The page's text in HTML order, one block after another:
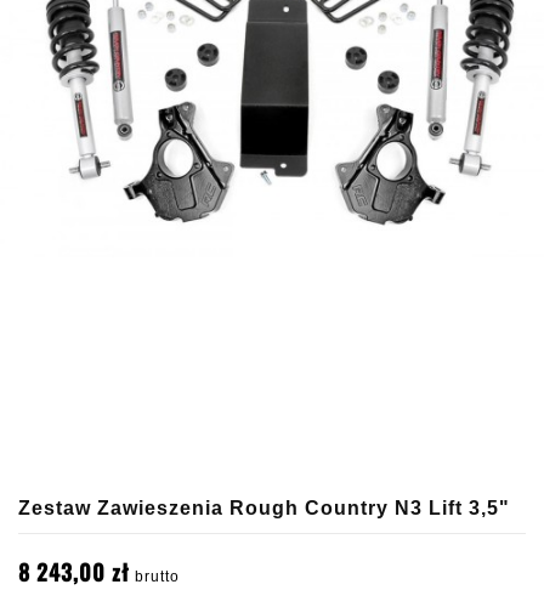
Zestaw Zawieszenia Rough Country N3 Lift 3,5"
8 243,00 zł brutto